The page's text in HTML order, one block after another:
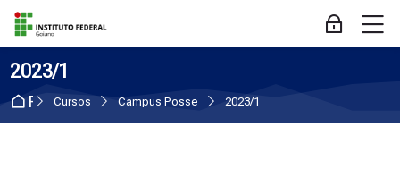
Skip to navigation
Skip to login form
Ir para o conteúdo principal
Skip to accessibility options
Skip to footer
Skip accessibility options
Acessar
2023/1
Página inicial
Cursos Campus Posse 2023/1